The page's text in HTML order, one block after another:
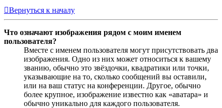
Вернуться к началу
Что означают изображения рядом с моим именем
пользователя?
Вместе с именем пользователя могут присутствовать два
изображения. Одно из них может относиться к вашему
званию, обычно это звёздочки, квадратики или точки,
указывающие на то, сколько сообщений вы оставили,
или на ваш статус на конференции. Другое, обычно
более крупное, изображение известно как «аватара» и
обычно уникально для каждого пользователя.